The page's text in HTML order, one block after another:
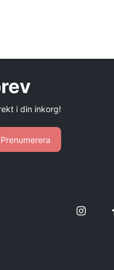
i din inkorg!
Prenumerera